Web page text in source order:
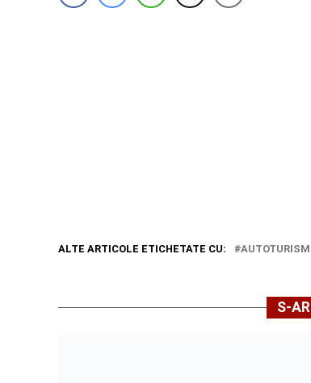
ALTE ARTICOLE ETICHETATE CU: AUTOTURISM
S-